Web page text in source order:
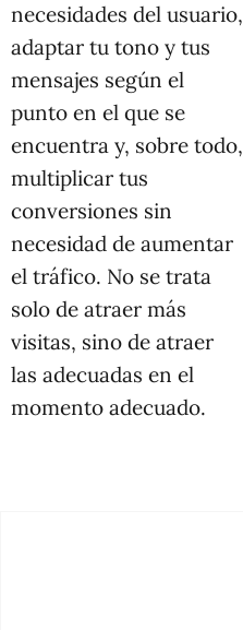
necesidades del usuario,
adaptar tu tono y tus
mensajes según el
punto en el que se
encuentra y, sobre todo,
multiplicar tus
conversiones sin
necesidad de aumentar
el tráfico. No se trata
solo de atraer más
visitas, sino de atraer
las adecuadas en el
momento adecuado.